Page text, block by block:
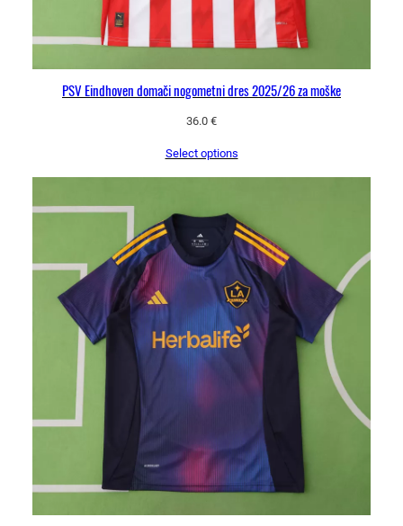
PSV Eindhoven domači nogometni dres 2025/26 za moške
36.0 €
Select options